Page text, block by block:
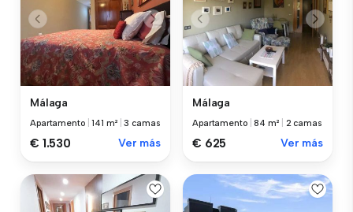
Málaga
Apartamento |141 m² |3 camas
€ 1.530 Ver más
Málaga
Apartamento |84 m² 2 camas
€ 625 Ver más